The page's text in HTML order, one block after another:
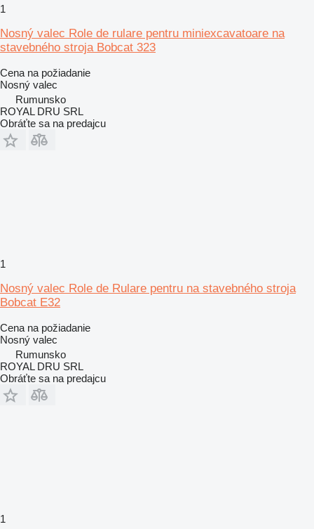
1
Nosný valec Role de rulare pentru miniexcavatoare na
stavebného stroja Bobcat 323
Cena na požiadanie
Nosný valec
Rumunsko
ROYAL DRU SRL
Obráťte sa na predajcu
1
Nosný valec Role de Rulare pentru na stavebného stroja
Bobcat E32
Cena na požiadanie
Nosný valec
Rumunsko
ROYAL DRU SRL
Obráťte sa na predajcu
1